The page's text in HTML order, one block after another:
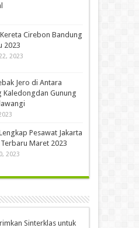
Cirebon Bandung
2023
2023
Jero di Antara
Kaledongdan Gunung
Pesawat Jakarta
Maret 2023
2023
Sinterklas untuk